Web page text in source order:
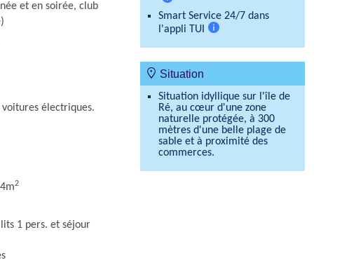
et en soirée, club
électriques.
2
1 pers. et séjour
Plus
d'informations
Smart Service 24/7 dans
l'appli TUI
Situation
Situation idyllique sur l'île de
Ré, au cœur d'une zone
naturelle protégée, à 300
mètres d'une belle plage de
sable et à proximité des
commerces.